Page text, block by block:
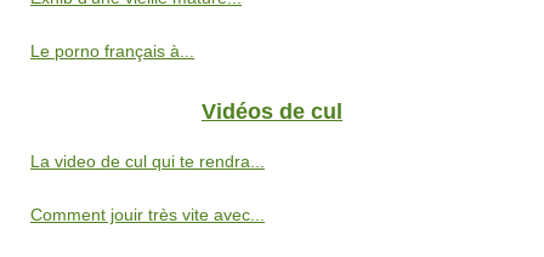
Le porno français à...
Vidéos de cul
La video de cul qui te rendra...
Comment jouir très vite avec...